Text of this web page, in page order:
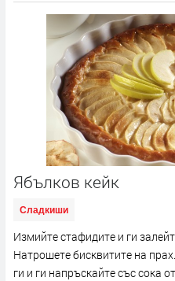
Ябълков кейк
Сладкиши
Измийте стафидите и ги
Натрошете бисквитите на
ги и ги напръскайте със сока